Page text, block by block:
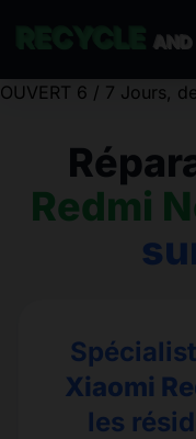
AND
OUVERT 6 / 7 Jours,
Redmi
Xiaomi
les